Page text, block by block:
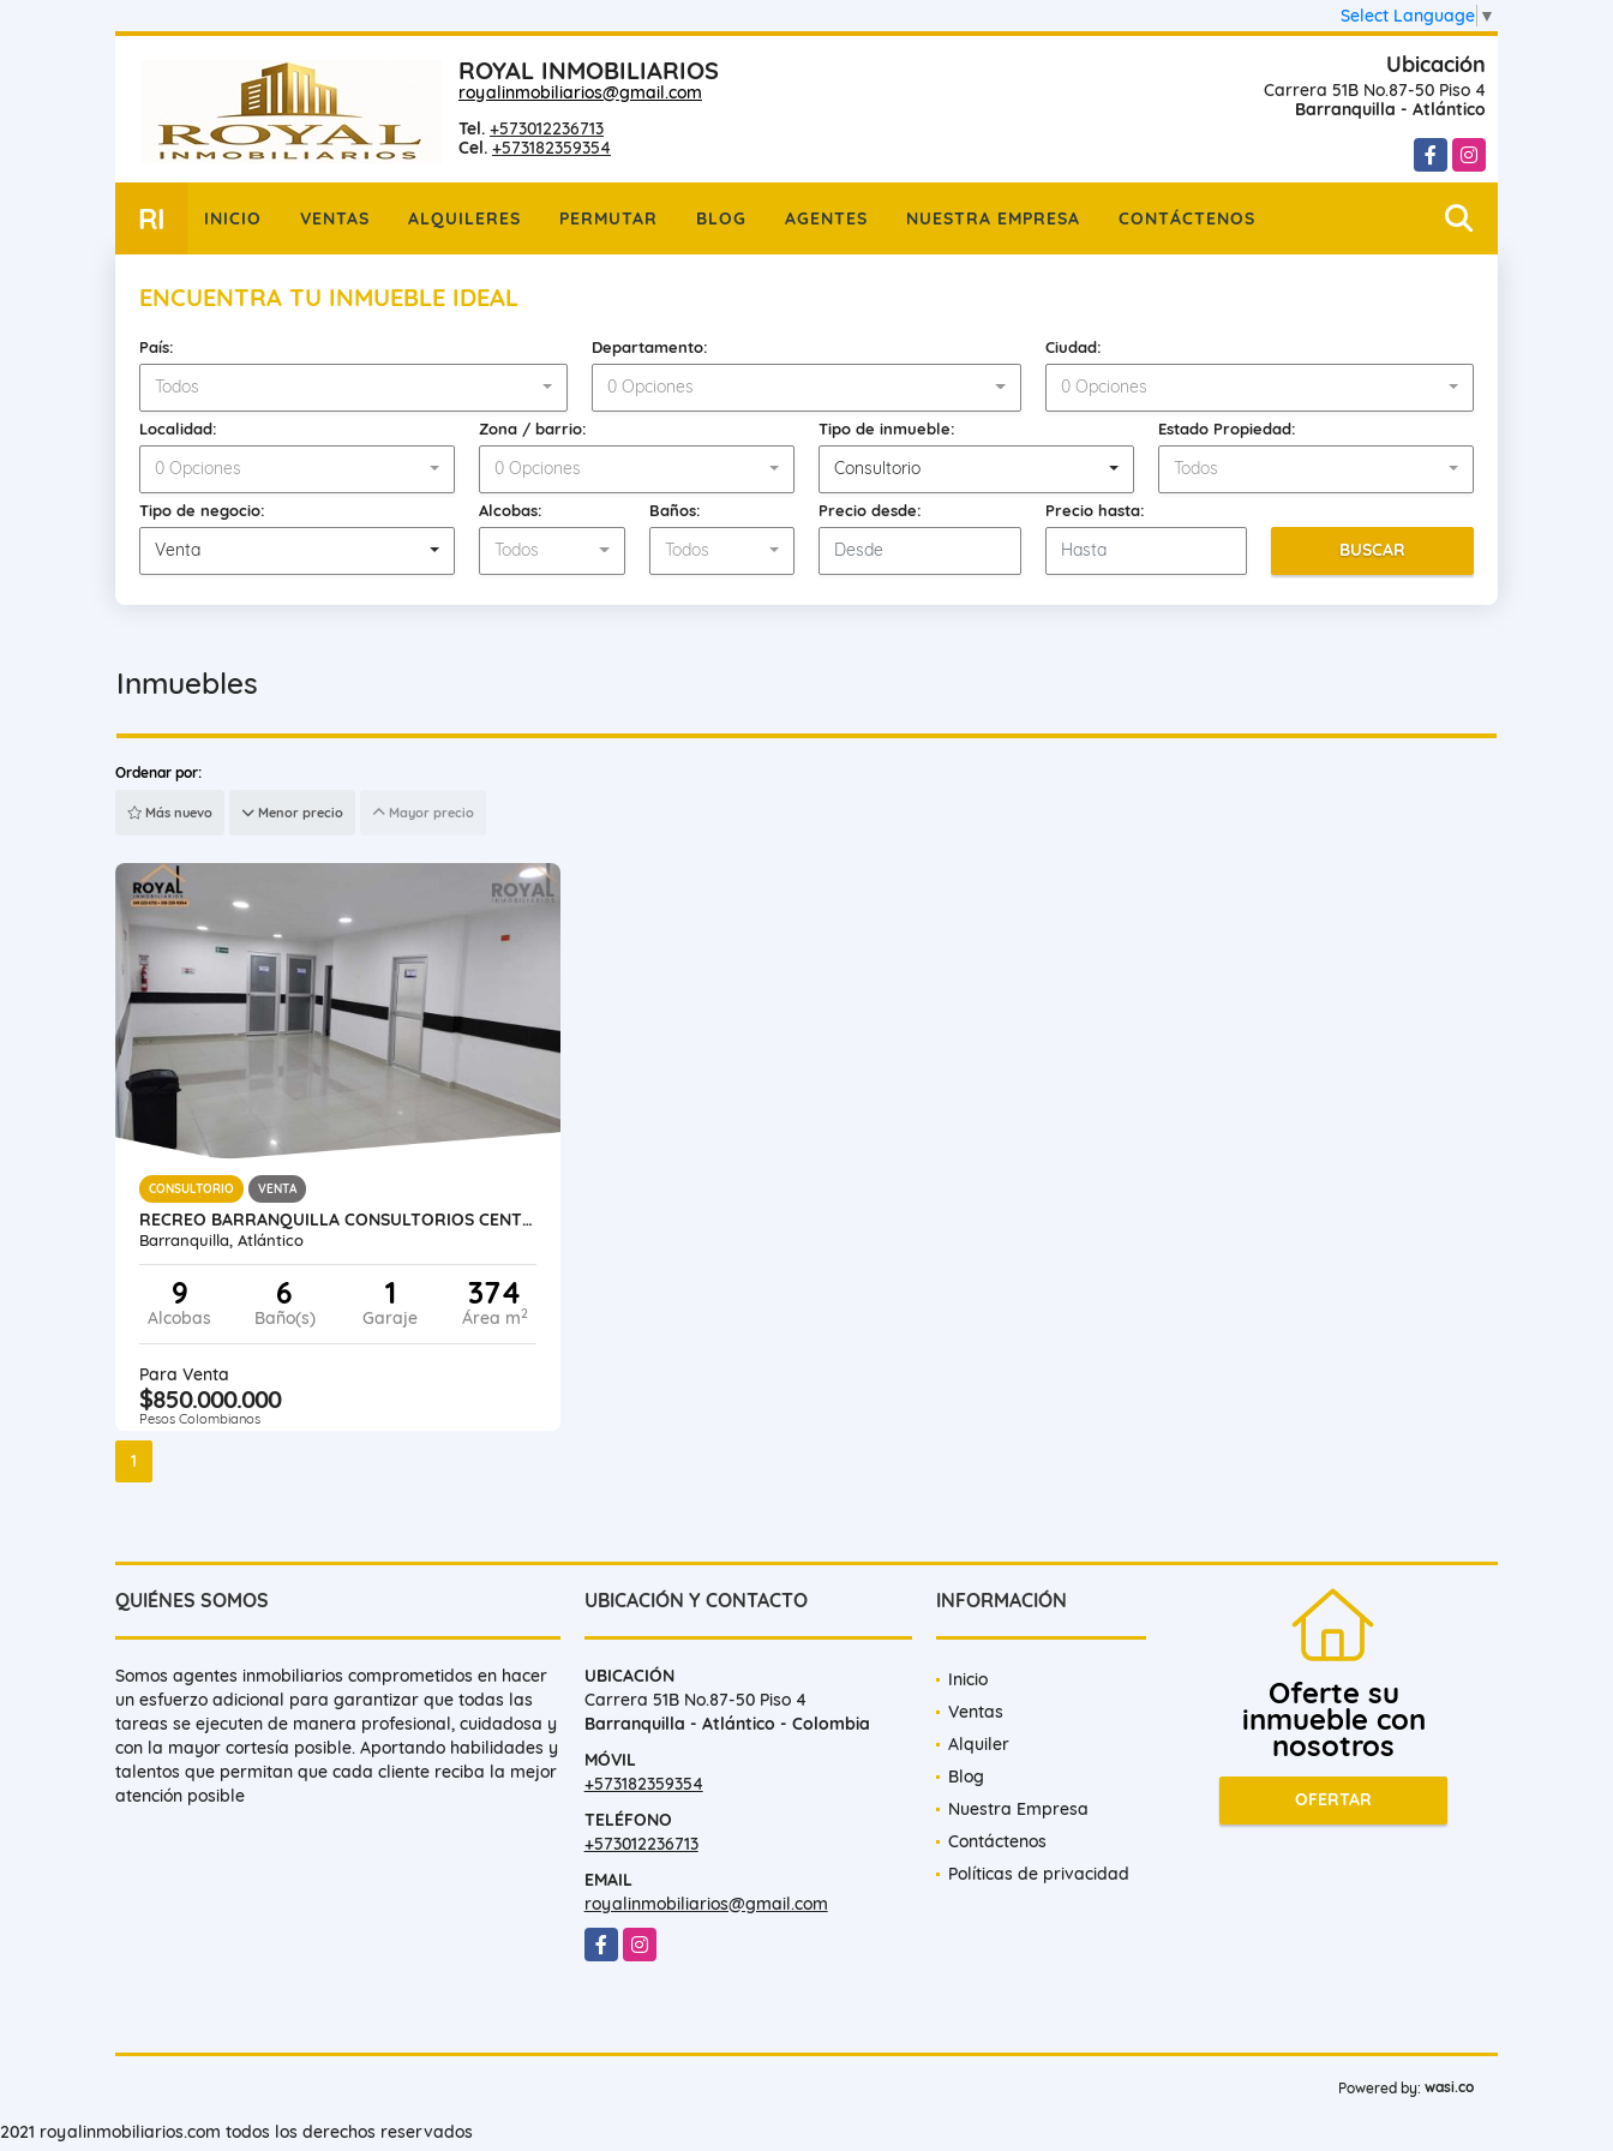
Select Language ▼
ROYAL INMOBILIARIOS
royalinmobiliarios@gmail.com
Tel. +573012236713
Cel. +573182359354
Ubicación
Carrera 51B No.87-50 Piso 4
Barranquilla - Atlántico
FacebookInstagram
RI INICIO VENTAS ALQUILERES PERMUTAR BLOG AGENTES NUESTRA EMPRESA CONTÁCTENOS
ENCUENTRA TU INMUEBLE IDEAL
País:
Todos
Departamento:
0 Opciones
Ciudad:
0 Opciones
Localidad:
0 Opciones
Zona / barrio:
0 Opciones
Tipo de inmueble:
Consultorio
Estado Propiedad:
Todos
Tipo de negocio:
Venta
Alcobas:
Todos
Baños:
Todos
Precio desde: Precio hasta:
BUSCAR
Inmuebles
Ordenar por:
Más nuevo Menor precio Mayor precio
CONSULTORIO VENTA
RECREO BARRANQUILLA CONSULTORIOS CENTRO MEDICO IPS EPS 374 M2
Barranquilla, Atlántico
9
Alcobas
6
Baño(s)
1
Garaje
374
Área m2
Para Venta
$850.000.000
Pesos Colombianos
1
QUIÉNES SOMOS
Somos agentes inmobiliarios comprometidos en hacer
un esfuerzo adicional para garantizar que todas las
tareas se ejecuten de manera profesional, cuidadosa y
con la mayor cortesía posible. Aportando habilidades y
talentos que permitan que cada cliente reciba la mejor
atención posible
UBICACIÓN Y CONTACTO
UBICACIÓN
Carrera 51B No.87-50 Piso 4
Barranquilla - Atlántico - Colombia
MÓVIL
+573182359354
TELÉFONO
+573012236713
EMAIL
royalinmobiliarios@gmail.com
FacebookInstagram
INFORMACIÓN
Inicio
Ventas
Alquiler
Blog
Nuestra Empresa
Contáctenos
Políticas de privacidad
Oferte su
inmueble con
nosotros
OFERTAR
Powered by: wasi.co
2021 royalinmobiliarios.com todos los derechos reservados